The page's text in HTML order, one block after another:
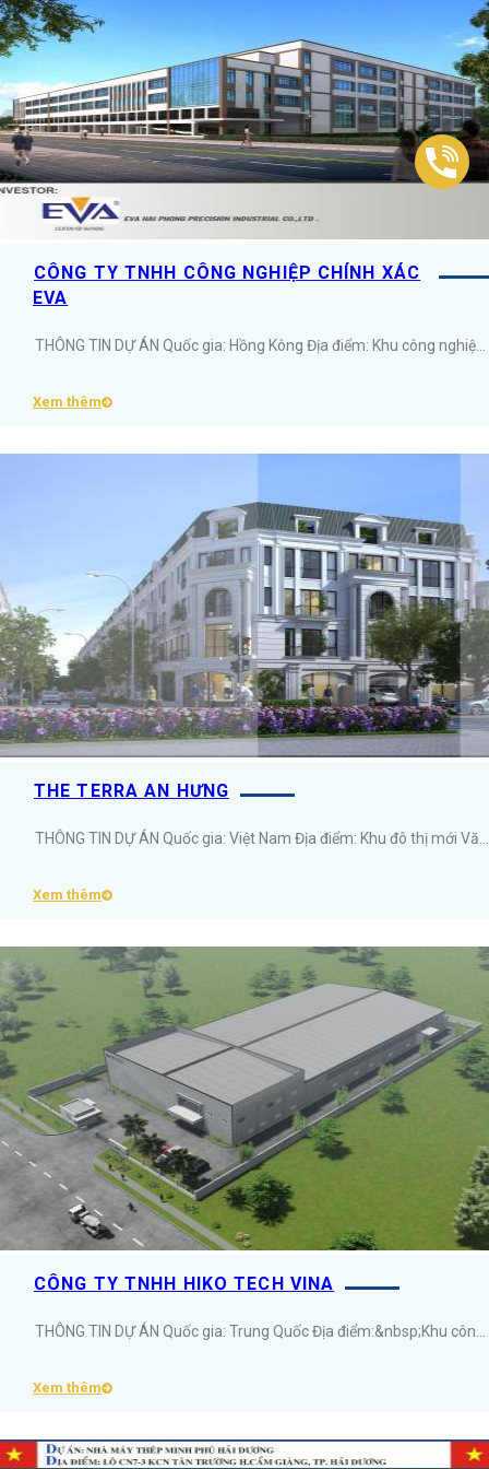
CÔNG TY TNHH CÔNG NGHIỆP CHÍNH XÁC
EVA
Xem thêm
THE TERRA AN HƯNG
Xem thêm
CÔNG TY TNHH HIKO TECH VINA
Xem thêm